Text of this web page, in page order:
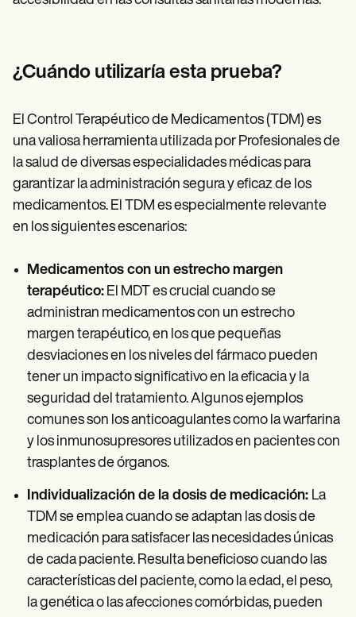
¿Cuándo utilizaría esta prueba?
El Control Terapéutico de Medicamentos (TDM) es
una valiosa herramienta utilizada por Profesionales de
la salud de diversas especialidades médicas para
garantizar la administración segura y eficaz de los
medicamentos. El TDM es especialmente relevante
en los siguientes escenarios:
Medicamentos con un estrecho margen
terapéutico: El MDT es crucial cuando se
administran medicamentos con un estrecho
margen terapéutico, en los que pequeñas
desviaciones en los niveles del fármaco pueden
tener un impacto significativo en la eficacia y la
seguridad del tratamiento. Algunos ejemplos
comunes son los anticoagulantes como la warfarina
y los inmunosupresores utilizados en pacientes con
trasplantes de órganos.
Individualización de la dosis de medicación: La
TDM se emplea cuando se adaptan las dosis de
medicación para satisfacer las necesidades únicas
de cada paciente. Resulta beneficioso cuando las
características del paciente, como la edad, el peso,
la genética o las afecciones comórbidas, pueden